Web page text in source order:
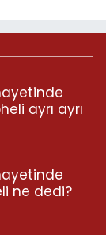
ayrı ayrı
ne dedi?